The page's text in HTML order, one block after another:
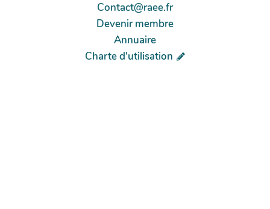
Contact@raee.fr
Devenir membre
Annuaire
Charte d'utilisation